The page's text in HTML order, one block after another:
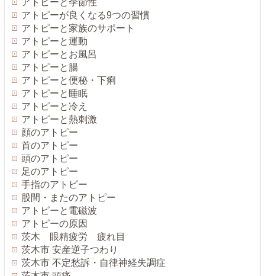
アトピーが良くなる9つの習慣
アトピーと家族のサポート
アトピーと運動
アトピーとお風呂
アトピーと腸
アトピーと便秘・下痢
アトピーと睡眠
アトピーと冷え
アトピーと熱刺激
顔のアトピー
首のアトピー
頭のアトピー
足のアトピー
手指のアトピー
股間・またのアトピー
アトピーと電磁波
アトピーの原因
茨木 眼精疲労 疲れ目
茨木市 安産逆子つわり
茨木市 不定愁訴・自律神経失調症